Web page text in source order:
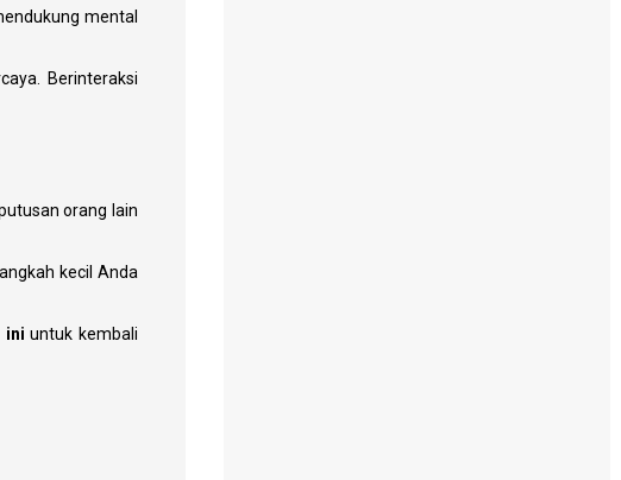
mental
Berinteraksi
orang lain
kecil Anda
ini untuk kembali